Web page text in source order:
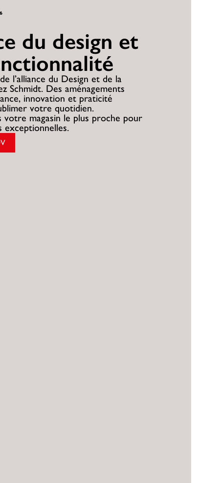
du design et
l’alliance du Design et de la
Schmidt. Des aménagements
innovation et praticité
votre quotidien.
votre magasin le plus proche pour
exceptionnelles.